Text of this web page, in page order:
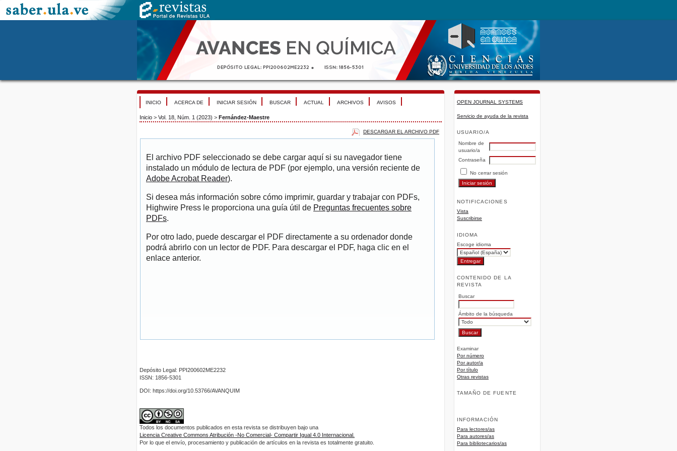
OPEN JOURNAL SYSTEMS
Servicio de ayuda de la revista
USUARIO/A
Nombre de
usuario/a
Contraseña
No cerrar sesión
NOTIFICACIONES
Vista
Suscribirse
IDIOMA
Escoge idioma
CONTENIDO DE LA
REVISTA
Buscar
Ámbito de la búsqueda
Examinar
Por número
Por autor/a
Por título
Otras revistas
TAMAÑO DE FUENTE
INFORMACIÓN
Para lectores/as
Para autores/as
Para bibliotecarios/as
INICIO ACERCA DE INICIAR SESIÓN BUSCAR ACTUAL ARCHIVOS AVISOS
Inicio > Vol. 18, Núm. 1 (2023) > Fernández-Maestre
DESCARGAR EL ARCHIVO PDF
El archivo PDF seleccionado se debe cargar aquí si su navegador tiene
instalado un módulo de lectura de PDF (por ejemplo, una versión reciente de
Adobe Acrobat Reader).
Si desea más información sobre cómo imprimir, guardar y trabajar con PDFs,
Highwire Press le proporciona una guía útil de Preguntas frecuentes sobre
PDFs.
Por otro lado, puede descargar el PDF directamente a su ordenador donde
podrá abrirlo con un lector de PDF. Para descargar el PDF, haga clic en el
enlace anterior.
Depósito Legal: PPI200602ME2232
ISSN: 1856-5301
DOI: https://doi.org/10.53766/AVANQUIM
Todos los documentos publicados en esta revista se distribuyen bajo una
Licencia Creative Commons Atribución -No Comercial- Compartir Igual 4.0 Internacional.
Por lo que el envío, procesamiento y publicación de artículos en la revista es totalmente gratuito.